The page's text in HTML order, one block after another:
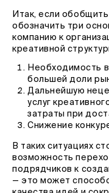
Итак, если
обозначить три
компанию к
креативной
Необходимость
большей доли
Дальнейшую
услуг
затраты при
Снижение
В таких ситуациях
возможность
подрядчиков к
— это может